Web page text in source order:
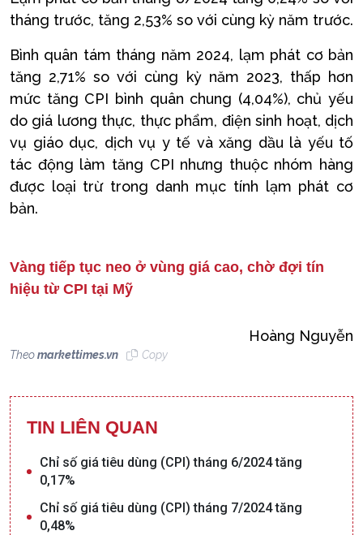
tháng trước, tăng 2,53% so với cùng kỳ năm trước.
Bình quân tám tháng năm 2024, lạm phát cơ bản
tăng 2,71% so với cùng kỳ năm 2023, thấp hơn
mức tăng CPI bình quân chung (4,04%), chủ yếu
do giá lương thực, thực phẩm, điện sinh hoạt, dịch
vụ giáo dục, dịch vụ y tế và xăng dầu là yếu tố
tác động làm tăng CPI nhưng thuộc nhóm hàng
được loại trừ trong danh mục tính lạm phát cơ
bản.
Vàng tiếp tục neo ở vùng giá cao, chờ đợi tín
hiệu từ CPI tại Mỹ
Hoàng Nguyễn
Theomarkettimes.vn Copy
TIN LIÊN QUAN
Chỉ số giá tiêu dùng (CPI) tháng 6/2024 tăng
0,17%
Chỉ số giá tiêu dùng (CPI) tháng 7/2024 tăng
0,48%